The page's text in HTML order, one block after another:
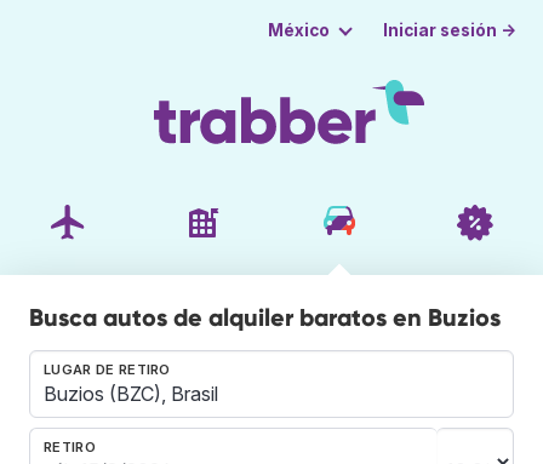
México Iniciar sesión →
Busca autos de alquiler baratos en Buzios
LUGAR DE RETIRO
RETIRO